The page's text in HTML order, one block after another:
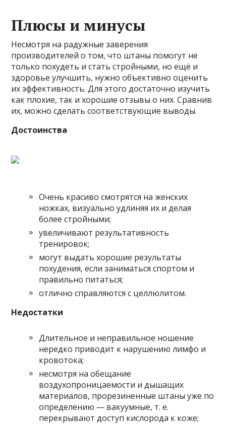
Плюсы и минусы
Несмотря на радужные заверения
производителей о том, что штаны помогут не
только похудеть и стать стройными, но ещё и
здоровье улучшить, нужно объективно оценить
их эффективность. Для этого достаточно изучить
как плохие, так и хорошие отзывы о них. Сравнив
их, можно сделать соответствующие выводы.
Достоинства
Очень красиво смотрятся на женских
ножках, визуально удлиняя их и делая
более стройными;
увеличивают результативность
тренировок;
могут выдать хорошие результаты
похудения, если заниматься спортом и
правильно питаться;
отлично справляются с целлюлитом.
Недостатки
Длительное и неправильное ношение
нередко приводит к нарушению лимфо и
кровотока;
несмотря на обещание
воздухопроницаемости и дышащих
материалов, прорезиненные штаны уже по
определению — вакуумные, т. е.
перекрывают доступ кислорода к коже;